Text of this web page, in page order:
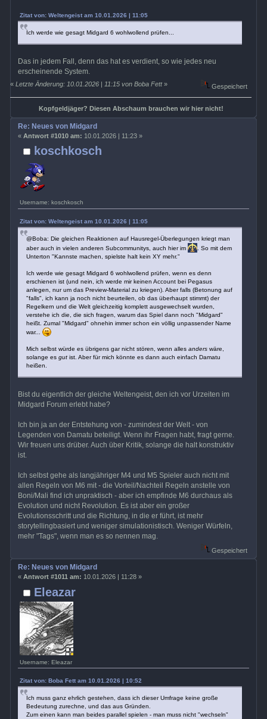
Zitat von: Weltengeist am 10.01.2026 | 11:05
Ich werde wie gesagt Midgard 6 wohlwollend prüfen...
Das in jedem Fall, denn das hat es verdient, so wie jedes neu
erscheinende System.
«Letzte Änderung: 10.01.2026 | 11:15 von Boba Fett» Gespeichert
Kopfgeldjäger? Diesen Abschaum brauchen wir hier nicht!
koschkosch
Username: koschkosch
Re: Neues von Midgard
« Antwort #1010 am: 10.01.2026 | 11:23 »
Zitat von: Weltengeist am 10.01.2026 | 11:05
@Boba: Die gleichen Reaktionen auf Hausregel-Überlegungen kriegt man
aber auch in vielen anderen Subcommunitys, auch hier im
. So mit dem
Unterton "Kannste machen, spielste halt kein XY mehr."
Ich werde wie gesagt Midgard 6 wohlwollend prüfen, wenn es denn
erschienen ist (und nein, ich werde mir keinen Account bei Pegasus
anlegen, nur um das Preview-Material zu kriegen). Aber falls (Betonung auf
"falls", ich kann ja noch nicht beurteilen, ob das überhaupt stimmt) der
Regelkern und die Welt gleichzeitig komplett ausgewechselt wurden,
verstehe ich die, die sich fragen, warum das Spiel dann noch "Midgard"
heißt. Zumal "Midgard" ohnehin immer schon ein völlig unpassender Name
war...
Mich selbst würde es übrigens gar nicht stören, wenn alles anderswäre,
solange es gutist. Aber für mich könnte es dann auch einfach Damatu
heißen.
Bist du eigentlich der gleiche Weltengeist, den ich vor Urzeiten im
Midgard Forum erlebt habe?
Ich bin ja an der Entstehung von - zumindest der Welt - von
Legenden von Damatu beteiligt. Wenn ihr Fragen habt, fragt gerne.
Wir freuen uns drüber. Auch über Kritik, solange die halt konstruktiv
ist.
Ich selbst gehe als langjähriger M4 und M5 Spieler auch nicht mit
allen Regeln von M6 mit - die Vorteil/Nachteil Regeln anstelle von
Boni/Mali find ich unpraktisch - aber ich empfinde M6 durchaus als
Evolution und nicht Revolution. Es ist aber ein großer
Evolutionsschritt und die Richtung, in die er führt, ist mehr
storytellingbasiert und weniger simulationistisch. Weniger Würfeln,
mehr "Tags", wenn man es so nennen mag.
Gespeichert
Eleazar
Username: Eleazar
Re: Neues von Midgard
« Antwort #1011 am: 10.01.2026 | 11:28 »
Zitat von: Boba Fett am 10.01.2026 | 10:52
Ich muss ganz ehrlich gestehen, dass ich dieser Umfrage keine große
Bedeutung zurechne, und das aus Gründen.
Zum einen kann man beides parallel spielen - man muss nicht "wechseln"